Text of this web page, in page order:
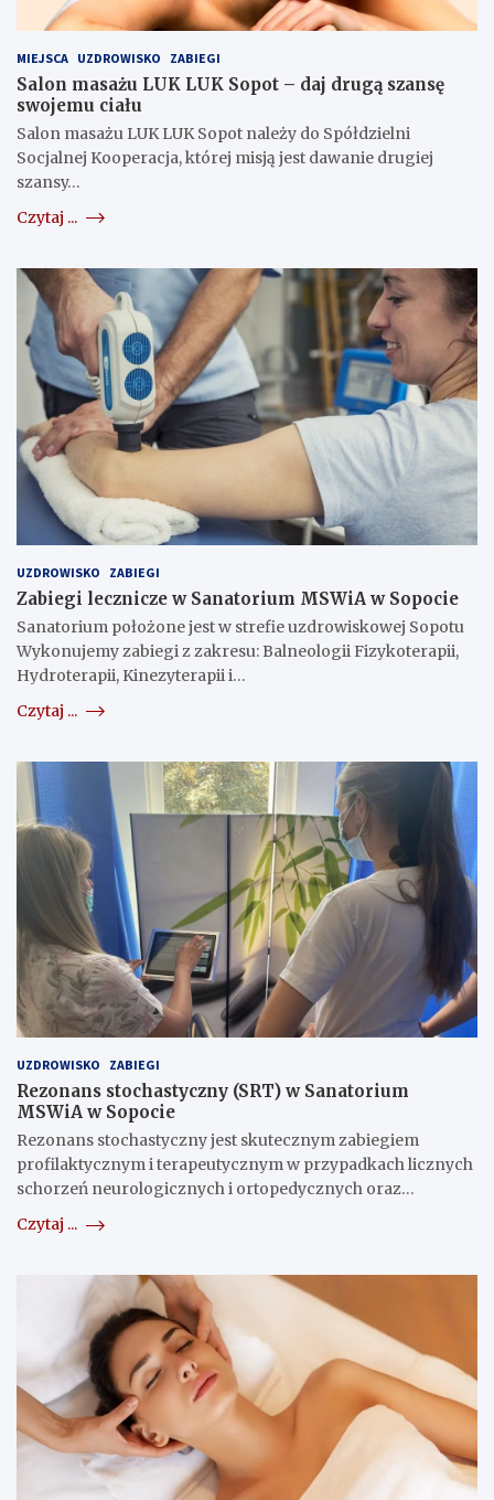
MIEJSCA UZDROWISKO ZABIEGI
Salon masażu LUK LUK Sopot – daj drugą szansę
swojemu ciału
Salon masażu LUK LUK Sopot należy do Spółdzielni
Socjalnej Kooperacja, której misją jest dawanie drugiej
szansy…
Czytaj ...
UZDROWISKO ZABIEGI
Zabiegi lecznicze w Sanatorium MSWiA w Sopocie
Sanatorium położone jest w strefie uzdrowiskowej Sopotu
Wykonujemy zabiegi z zakresu: Balneologii Fizykoterapii,
Hydroterapii, Kinezyterapii i…
Czytaj ...
UZDROWISKO ZABIEGI
Rezonans stochastyczny (SRT) w Sanatorium
MSWiA w Sopocie
Rezonans stochastyczny jest skutecznym zabiegiem
profilaktycznym i terapeutycznym w przypadkach licznych
schorzeń neurologicznych i ortopedycznych oraz…
Czytaj ...